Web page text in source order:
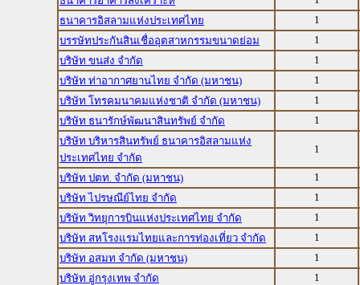
ธนาคารอิสลามแห่งประเทศไทย
1
บรรษัทประกันสินเชื่ออุตสาหกรรมขนาดย่อม
1
บริษัท ขนส่ง จำกัด
1
บริษัท ท่าอากาศยานไทย จำกัด (มหาชน)
1
บริษัท โทรคมนาคมแห่งชาติ จำกัด (มหาชน)
1
บริษัท ธนารักษ์พัฒนาสินทรัพย์ จำกัด
1
บริษัท บริหารสินทรัพย์ ธนาคารอิสลามแห่ง
ประเทศไทย จำกัด
1
บริษัท ปตท. จำกัด (มหาชน)
1
บริษัท ไปรษณีย์ไทย จำกัด
1
บริษัท วิทยุการบินแห่งประเทศไทย จำกัด
1
บริษัท สหโรงแรมไทยและการท่องเที่ยว จำกัด
1
บริษัท อสมท จำกัด (มหาชน)
1
บริษัท อู่กรุงเทพ จำกัด
1